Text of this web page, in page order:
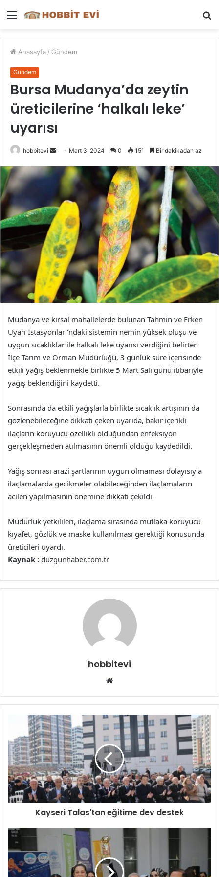
Menü
Anasayfa / Gündem
Gündem
Bursa Mudanya’da zeytin
üreticilerine ‘halkalı leke’
uyarısı
hobbitevi
Bir
posta
göndermek
Mart 3, 2024 0 151 Bir dakikadan az
Mudanya ve kırsal mahallelerde bulunan Tahmin ve Erken
Uyarı İstasyonları’ndaki sistemin nemin yüksek oluşu ve
uygun sıcaklıklar ile halkalı leke uyarısı verdiğini belirten
İlçe Tarım ve Orman Müdürlüğü, 3 günlük süre içerisinde
etkili yağış beklenmekle birlikte 5 Mart Salı günü itibariyle
yağış beklendiğini kaydetti.
Sonrasında da etkili yağışlarla birlikte sıcaklık artışının da
gözlenebileceğine dikkati çeken uyarıda, bakır içerikli
ilaçların koruyucu özellikli olduğundan enfeksiyon
gerçekleşmeden atılmasının önemli olduğu kaydedildi.
Yağış sonrası arazi şartlarının uygun olmaması dolayısıyla
ilaçlamalarda gecikmeler olabileceğinden ilaçlamaların
acilen yapılmasının önemine dikkati çekildi.
Müdürlük yetkilileri, ilaçlama sırasında mutlaka koruyucu
kıyafet, gözlük ve maske kullanılması gerektiği konusunda
üreticileri uyardı.
Kaynak : duzgunhaber.com.tr
hobbitevi
Web
Kayseri Talas'tan eğitime dev destek